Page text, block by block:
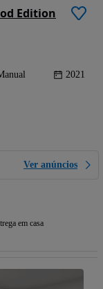
Edition
2021
Ver anúncios
em casa